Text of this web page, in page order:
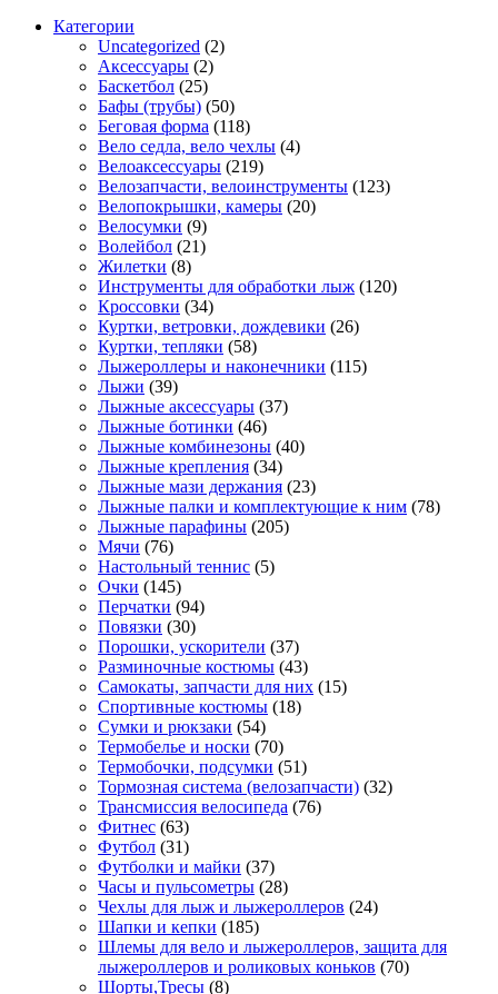
Категории
Uncategorized (2)
Аксессуары (2)
Баскетбол (25)
Бафы (трубы) (50)
Беговая форма (118)
Вело седла, вело чехлы (4)
Велоаксессуары (219)
Велозапчасти, велоинструменты (123)
Велопокрышки, камеры (20)
Велосумки (9)
Волейбол (21)
Жилетки (8)
Инструменты для обработки лыж (120)
Кроссовки (34)
Куртки, ветровки, дождевики (26)
Куртки, тепляки (58)
Лыжероллеры и наконечники (115)
Лыжи (39)
Лыжные аксессуары (37)
Лыжные ботинки (46)
Лыжные комбинезоны (40)
Лыжные крепления (34)
Лыжные мази держания (23)
Лыжные палки и комплектующие к ним (78)
Лыжные парафины (205)
Мячи (76)
Настольный теннис (5)
Очки (145)
Перчатки (94)
Повязки (30)
Порошки, ускорители (37)
Разминочные костюмы (43)
Самокаты, запчасти для них (15)
Спортивные костюмы (18)
Сумки и рюкзаки (54)
Термобелье и носки (70)
Термобочки, подсумки (51)
Тормозная система (велозапчасти) (32)
Трансмиссия велосипеда (76)
Фитнес (63)
Футбол (31)
Футболки и майки (37)
Часы и пульсометры (28)
Чехлы для лыж и лыжероллеров (24)
Шапки и кепки (185)
Шлемы для вело и лыжероллеров, защита для
лыжероллеров и роликовых коньков (70)
Шорты,Тресы (8)